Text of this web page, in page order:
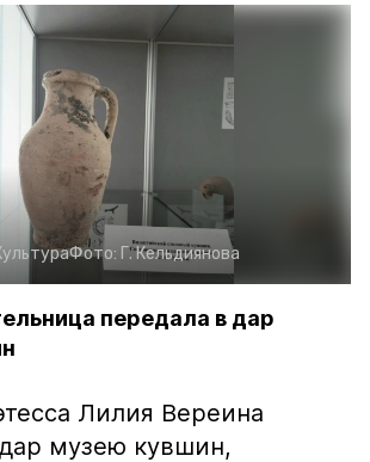
Фото: Г. Кельдиянова
передала в дар
Лилия Вереина
музею кувшин,